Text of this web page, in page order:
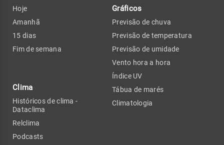
Hoje
Amanhã
15 dias
Fim de semana
Clima
Históricos de clima -
Dataclima
Relclima
Podcasts
Gráficos
Previsão de chuva
Previsão de temperatura
Previsão de umidade
Vento hora a hora
Índice UV
Tábua de marés
Climatologia